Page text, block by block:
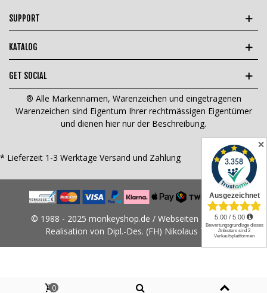
✕
SUPPORT
KATALOG
GET SOCIAL
® Alle Markennamen, Warenzeichen und eingetragenen
Warenzeichen sind Eigentum Ihrer rechtmässigen Eigentümer
und dienen hier nur der Beschreibung.
* Lieferzeit 1-3 Werktage Versand und Zahlung
© 1988 - 2025 monkeyshop.de / Webseiten Design &
Realisation von Dipl.-Des. (FH) Nikolaus Tams
0